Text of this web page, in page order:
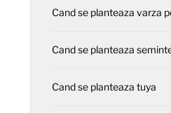
Cand se planteaza varza
Cand se planteaza
Cand se planteaza tuya